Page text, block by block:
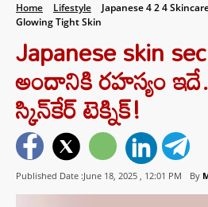
Home Lifestyle
Japanese 4 2 4
Glowing Tight Skin
Japanese skin
అందానికి రహస్యం
స్కిన్‌కేర్ టెక్నిక్!
Published Date :June 18, 2025 , 12:01 PM By